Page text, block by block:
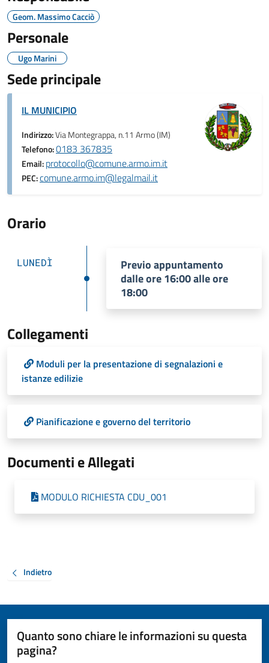
Geom. Massimo Cacciò
Personale
Ugo Marini
Sede principale
IL MUNICIPIO
Indirizzo:Via Montegrappa, n.11 Armo (IM)
Telefono:0183 367835
Email:protocollo@comune.armo.im.it
PEC:comune.armo.im@legalmail.it
Orario
LUNEDÌ
Previo appuntamento
dalle ore 16:00 alle ore
18:00
Collegamenti
Moduli per la presentazione di segnalazioni e
istanze edilizie
Pianificazione e governo del territorio
Documenti e Allegati
MODULO RICHIESTA CDU_001
Indietro
Quanto sono chiare le informazioni su questa
pagina?